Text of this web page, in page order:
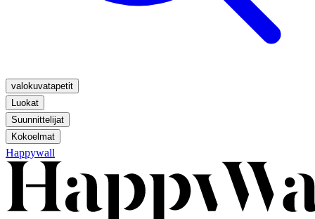
valokuvatapetit
Luokat
Suunnittelijat
Kokoelmat
Happywall